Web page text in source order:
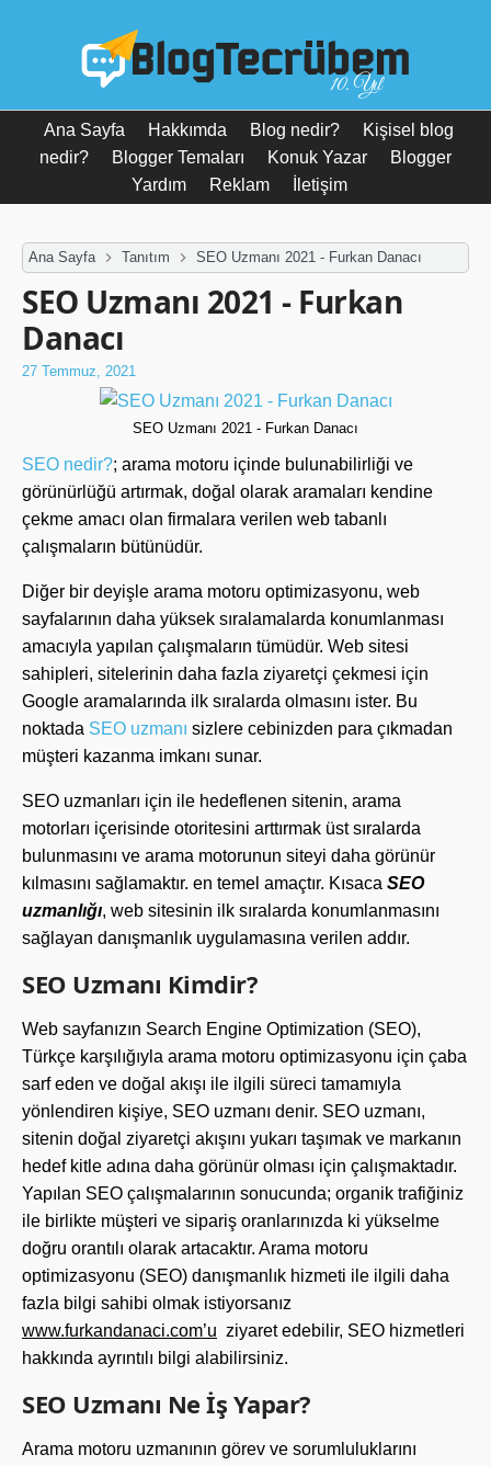
10. Yıl
Ana Sayfa Hakkımda Blog nedir?
Kişisel blog
nedir?
Blogger Temaları Konuk Yazar
Blogger
Yardım
Reklam İletişim
Ana Sayfa Tanıtım SEO Uzmanı 2021 - Furkan Danacı
SEO Uzmanı 2021 - Furkan
Danacı
27 Temmuz, 2021
SEO Uzmanı 2021 - Furkan Danacı
SEO nedir?; arama motoru içinde bulunabilirliği ve
görünürlüğü artırmak, doğal olarak aramaları kendine
çekme amacı olan firmalara verilen web tabanlı
çalışmaların bütünüdür.
Diğer bir deyişle arama motoru optimizasyonu, web
sayfalarının daha yüksek sıralamalarda konumlanması
amacıyla yapılan çalışmaların tümüdür. Web sitesi
sahipleri, sitelerinin daha fazla ziyaretçi çekmesi için
Google aramalarında ilk sıralarda olmasını ister. Bu
noktada SEO uzmanı sizlere cebinizden para çıkmadan
müşteri kazanma imkanı sunar.
SEO uzmanları için ile hedeflenen sitenin, arama
motorları içerisinde otoritesini arttırmak üst sıralarda
bulunmasını ve arama motorunun siteyi daha görünür
kılmasını sağlamaktır. en temel amaçtır. Kısaca SEO
uzmanlığı, web sitesinin ilk sıralarda konumlanmasını
sağlayan danışmanlık uygulamasına verilen addır.
SEO Uzmanı Kimdir?
Web sayfanızın Search Engine Optimization (SEO),
Türkçe karşılığıyla arama motoru optimizasyonu için çaba
sarf eden ve doğal akışı ile ilgili süreci tamamıyla
yönlendiren kişiye, SEO uzmanı denir. SEO uzmanı,
sitenin doğal ziyaretçi akışını yukarı taşımak ve markanın
hedef kitle adına daha görünür olması için çalışmaktadır.
Yapılan SEO çalışmalarının sonucunda; organik trafiğiniz
ile birlikte müşteri ve sipariş oranlarınızda ki yükselme
doğru orantılı olarak artacaktır. Arama motoru
optimizasyonu (SEO) danışmanlık hizmeti ile ilgili daha
fazla bilgi sahibi olmak istiyorsanız
www.furkandanaci.com’u ziyaret edebilir, SEO hizmetleri
hakkında ayrıntılı bilgi alabilirsiniz.
SEO Uzmanı Ne İş Yapar?
Arama motoru uzmanının görev ve sorumluluklarını